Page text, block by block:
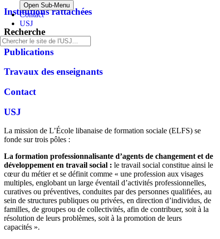
Open Sub-Menu
Contact
USJ
Institutions rattachées
Recherche
Publications
Travaux des enseignants
Contact
USJ
La mission de L’École libanaise de formation sociale (ELFS) se
fonde sur trois pôles :
La formation professionnalisante d’agents de changement et de
développement en travail social : le travail social constitue ainsi le
cœur du métier et se définit comme « une profession aux visages
multiples, englobant un large éventail d’activités professionnelles,
curatives ou préventives, conduites par des personnes qualifiées, au
sein de structures publiques ou privées, en direction d’individus, de
familles, de groupes ou de collectivités, afin de contribuer, soit à la
résolution de leurs problèmes, soit à la promotion de leurs
capacités ».